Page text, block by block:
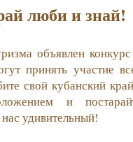
люби и знай!
объявлен
принять участие
свой кубанский
и
удивительный!